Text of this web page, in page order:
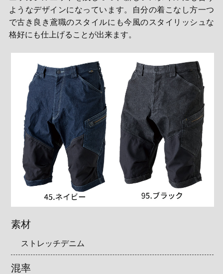
ようなデザインになっています。自分の着こなし方一つ
で古き良き鳶職のスタイルにも今風のスタイリッシュな
格好にも仕上げることが出来ます。
素材
ストレッチデニム
混率